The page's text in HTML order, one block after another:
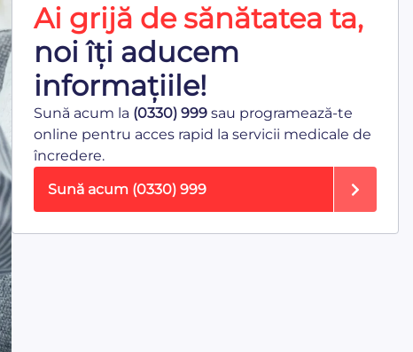
Ai grijă de sănătatea ta,
noi îți aducem
informațiile!
Sună acum la (0330) 999sau programează-te
online pentru acces rapid la servicii medicale de
încredere.
Sună acum (0330) 999